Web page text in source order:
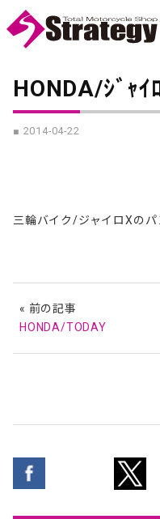
HONDA/ｼﾞｬｲ
■ 2014-04-22
三輪バイク/ジャイロXのパ
« 前の記事
HONDA/TODAY